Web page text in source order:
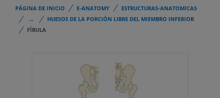
PÁGINA DE INICIO E-ANATOMY
ESTRUCTURAS-ANATOMICAS
...
HUESOS DE LA PORCIÓN LIBRE DEL MIEMBRO INFERIOR
FÍBULA